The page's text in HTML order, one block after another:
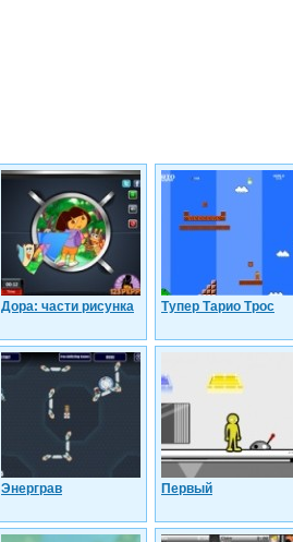
Дора: части рисунка Тупер Тарио Трос
Энерграв Первый